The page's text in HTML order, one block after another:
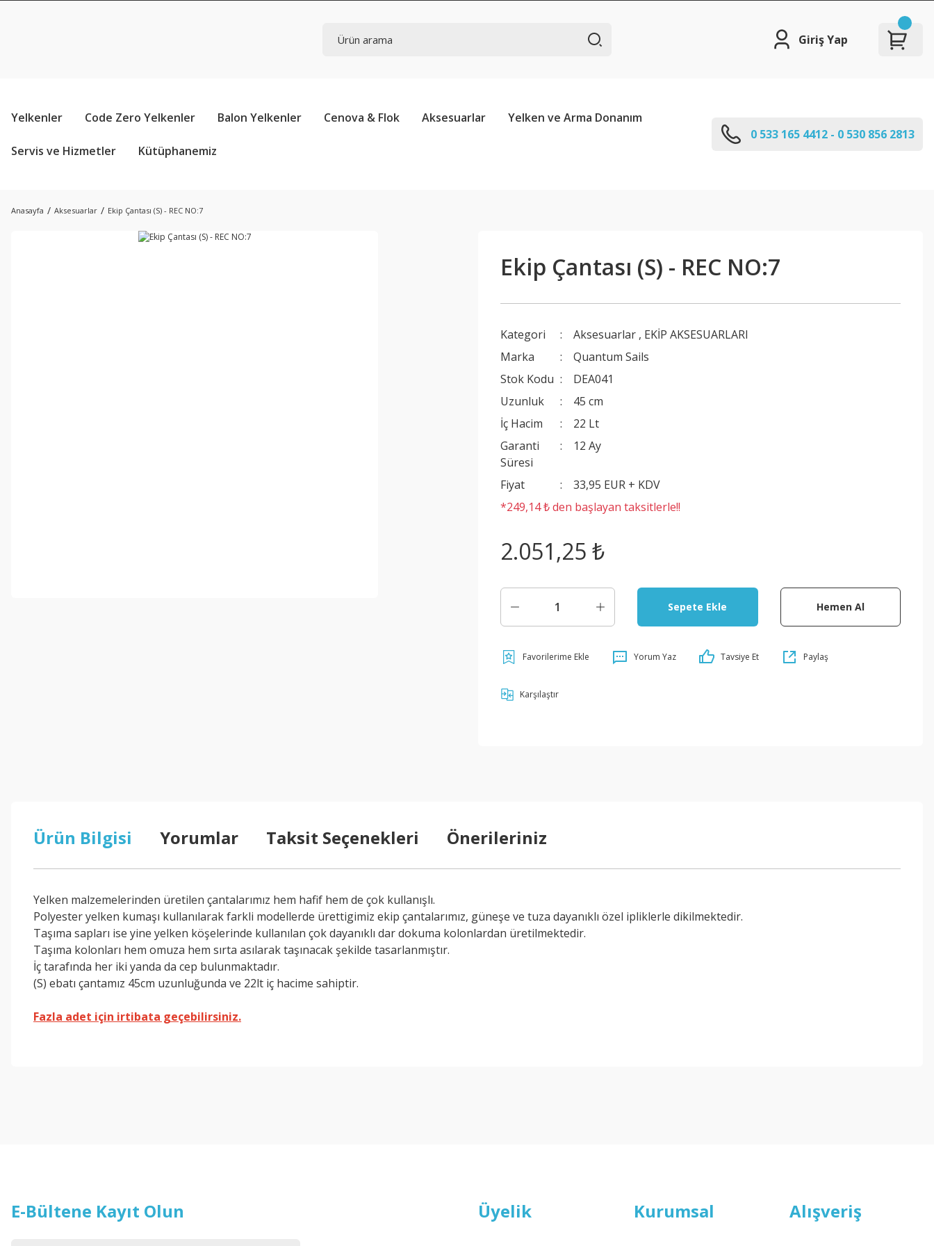
Giriş Yap
Yelkenler Code Zero Yelkenler Balon Yelkenler Cenova & Flok Aksesuarlar Yelken ve Arma Donanım
Servis ve Hizmetler Kütüphanemiz
0 533 165 4412 - 0 530 856 2813
Anasayfa Aksesuarlar Ekip Çantası (S) - REC NO:7
Ekip Çantası (S) - REC NO:7
Kategori Aksesuarlar , EKİP AKSESUARLARI
Marka
Quantum Sails
Stok Kodu
DEA041
Uzunluk
45 cm
İç Hacim
22 Lt
Garanti
Süresi
12 Ay
Fiyat
33,95 EUR + KDV
*249,14 ₺ den başlayan taksitlerle!!
2.051,25 ₺
Sepete Ekle Hemen Al
Yorum Yaz Tavsiye Et Paylaş
Karşılaştır
Ürün Bilgisi Yorumlar Taksit Seçenekleri Önerileriniz
Yelken malzemelerinden üretilen çantalarımız hem hafif hem de çok kullanışlı.
Polyester yelken kumaşı kullanılarak farkli modellerde ürettigimiz ekip çantalarımız, güneşe ve tuza dayanıklı özel ipliklerle dikilmektedir.
Taşıma sapları ise yine yelken köşelerinde kullanılan çok dayanıklı dar dokuma kolonlardan üretilmektedir.
Taşıma kolonları hem omuza hem sırta asılarak taşınacak şekilde tasarlanmıştır.
İç tarafında her iki yanda da cep bulunmaktadır.
(S) ebatı çantamız 45cm uzunluğunda ve 22lt iç hacime sahiptir.
Fazla adet için irtibata geçebilirsiniz.
E-Bültene Kayıt Olun Üyelik Kurumsal Alışveriş